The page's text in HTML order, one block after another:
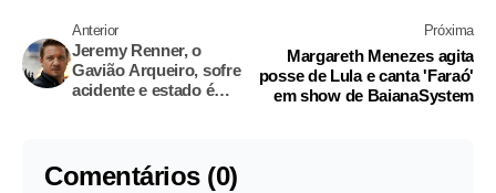
Anterior
Jeremy Renner, o
Gavião Arqueiro, sofre
acidente e estado é
Próxima
Margareth Menezes agita
posse de Lula e canta 'Faraó'
em show de BaianaSystem
Comentários (0)